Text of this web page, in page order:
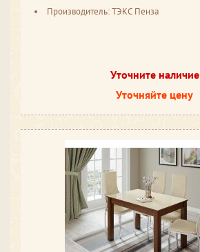
Производитель: ТЭКС Пенза
Уточните наличие
Уточняйте цену